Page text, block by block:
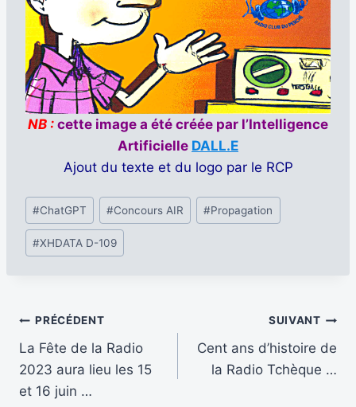
NB : cette image a été créée par l’Intelligence
Artificielle DALL.E
Ajout du texte et du logo par le RCP
Étiquettes
de
la
#ChatGPT #Concours AIR #Propagation
#XHDATA D-109
Navigation
de
l’article
PRÉCÉDENT
La Fête de la Radio
2023 aura lieu les 15
et 16 juin …
SUIVANT
Cent ans d’histoire de
la Radio Tchèque …